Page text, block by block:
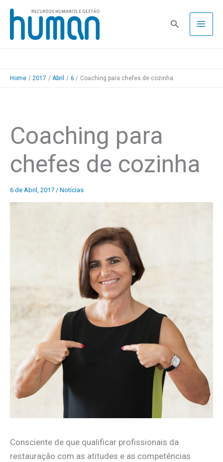
Skip
content
Pesquisa
Home 2017 Abril 6 Coaching para chefes de cozinha
Coaching para
chefes de cozinha
6 de Abril, 2017 / Notícias
Consciente de que qualificar profissionais da
restauração com as atitudes e as competências